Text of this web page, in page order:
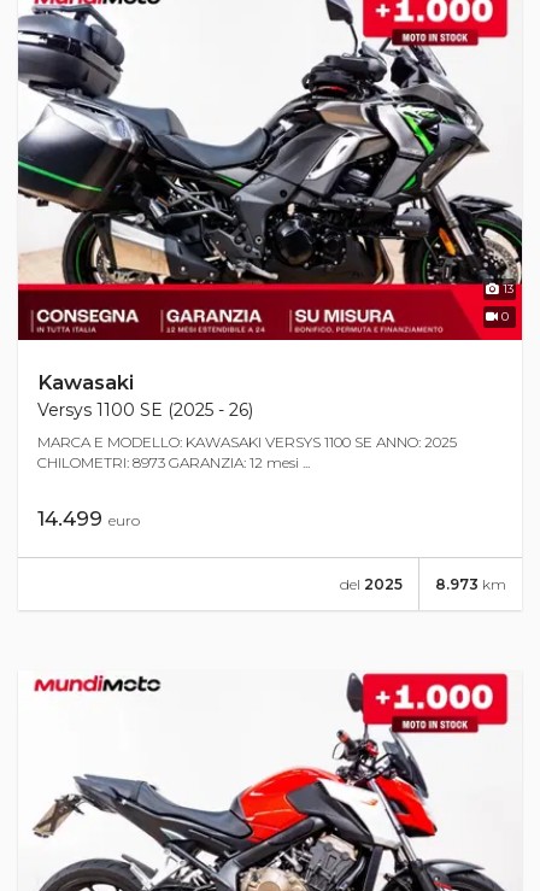
13
0
Kawasaki
Versys 1100 SE (2025 - 26)
MARCA E MODELLO: KAWASAKI VERSYS 1100 SE ANNO: 2025
CHILOMETRI: 8973 GARANZIA: 12 mesi ...
14.499 euro
8.973 km
del 2025